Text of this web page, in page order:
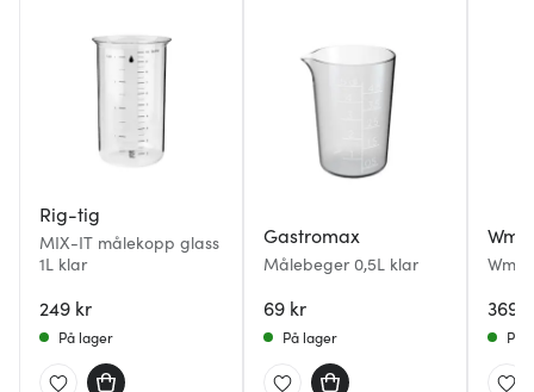
Rig-tig
MIX-IT målekopp glass
1L klar
249 kr
På lager
Gastromax
Målebeger 0,5L klar
69 kr
På lager
Wmf
Wmf
369
På